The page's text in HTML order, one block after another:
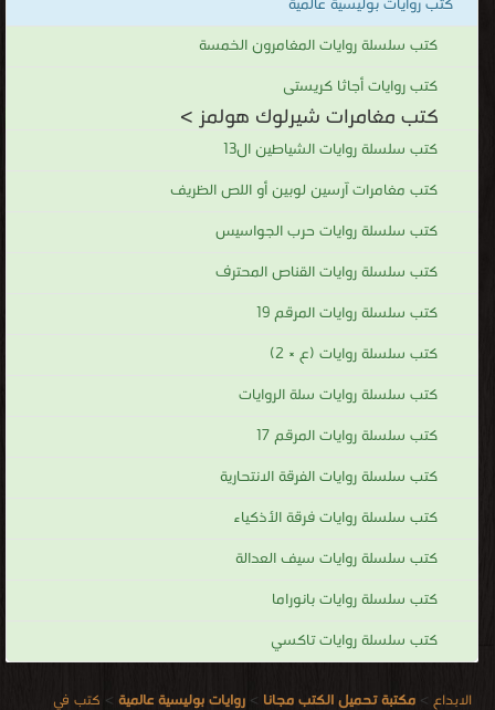
كتب سلسلة روايات المغامرون الخمسة
كتب روايات أجاثا كريستى
كتب مغامرات شيرلوك هولمز >
كتب سلسلة روايات الشياطين ال13
كتب مغامرات آرسين لوبين أو اللص الظريف
كتب سلسلة روايات حرب الجواسيس
كتب سلسلة روايات القناص المحترف
كتب سلسلة روايات المرقم 19
كتب سلسلة روايات (ع × 2)
كتب سلسلة روايات سلة الروايات
كتب سلسلة روايات المرقم 17
كتب سلسلة روايات الفرقة الانتحارية
كتب سلسلة روايات فرقة الأذكياء
كتب سلسلة روايات سيف العدالة
كتب سلسلة روايات بانوراما
كتب سلسلة روايات تاكسي
الابداع > مكتبة تحميل الكتب مجانا > روايات بوليسية عالمية > كتب في